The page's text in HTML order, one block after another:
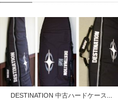
DESTINATION 中古ハードケース...